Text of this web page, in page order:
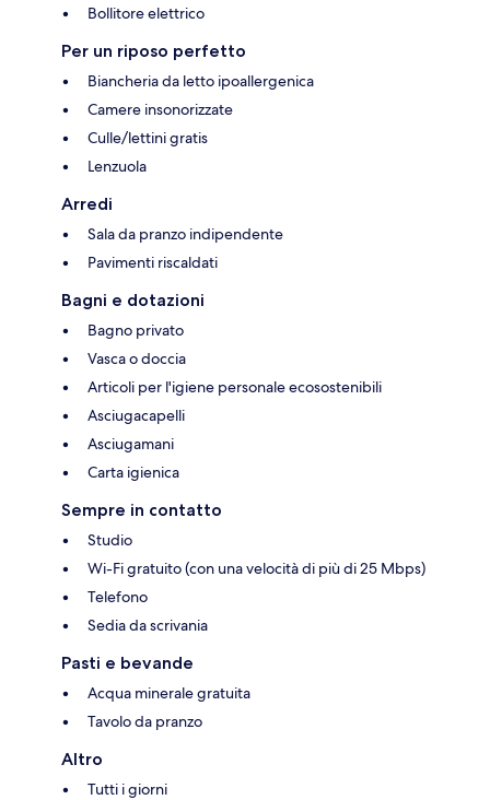
Bollitore elettrico
Per un riposo perfetto
Biancheria da letto ipoallergenica
Camere insonorizzate
Culle/lettini gratis
Lenzuola
Arredi
Sala da pranzo indipendente
Pavimenti riscaldati
Bagni e dotazioni
Bagno privato
Vasca o doccia
Articoli per l'igiene personale ecosostenibili
Asciugacapelli
Asciugamani
Carta igienica
Sempre in contatto
Studio
Wi-Fi gratuito (con una velocità di più di 25 Mbps)
Telefono
Sedia da scrivania
Pasti e bevande
Acqua minerale gratuita
Tavolo da pranzo
Altro
Tutti i giorni